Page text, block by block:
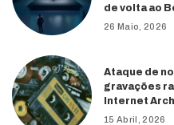
de volta ao
26 Maio, 2026
Ataque de
gravações
Internet
15 Abril, 2026